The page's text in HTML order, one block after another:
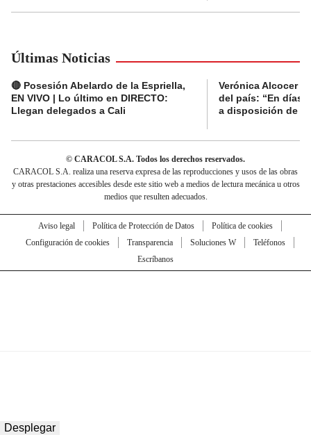
Últimas Noticias
🔴 Posesión Abelardo de la Espriella,
EN VIVO | Lo último en DIRECTO:
Llegan delegados a Cali
Verónica Alcocer
del país: “En días
a disposición de
© CARACOL S.A. Todos los derechos reservados.
CARACOL S.A. realiza una reserva expresa de las reproducciones y usos de las obras
y otras prestaciones accesibles desde este sitio web a medios de lectura mecánica u otros
medios que resulten adecuados.
Aviso legal Política de Protección de Datos
Política de cookies
Configuración de cookies
Transparencia Soluciones W
Teléfonos
Escríbanos
Desplegar